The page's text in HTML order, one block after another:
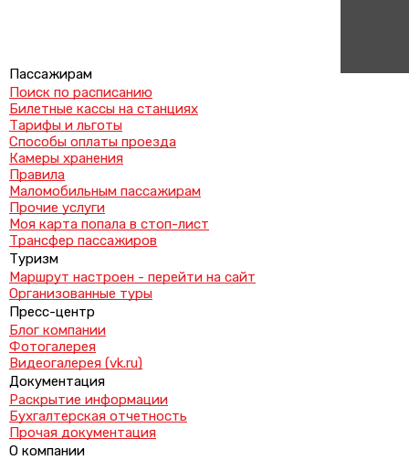
Пассажирам
Поиск по расписанию
Билетные кассы на станциях
Тарифы и льготы
Способы оплаты проезда
Камеры хранения
Правила
Маломобильным пассажирам
Прочие услуги
Моя карта попала в стоп-лист
Трансфер пассажиров
Туризм
Маршрут настроен - перейти на сайт
Организованные туры
Пресс-центр
Блог компании
Фотогалерея
Видеогалерея (vk.ru)
Документация
Раскрытие информации
Бухгалтерская отчетность
Прочая документация
О компании